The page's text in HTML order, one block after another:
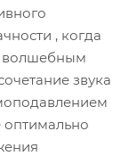
, когда
волшебным
звука
оптимально